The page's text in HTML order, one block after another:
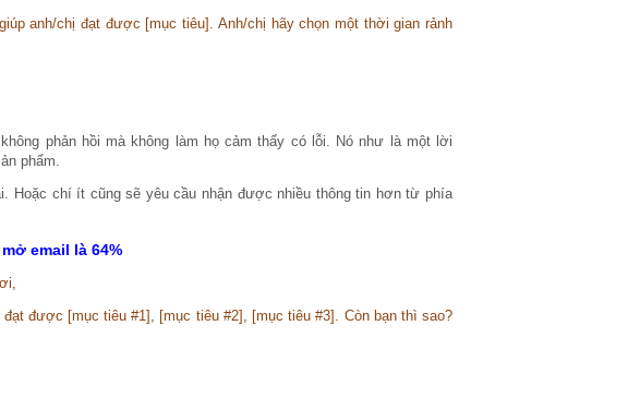
anh/chị đạt được [mục tiêu]. Anh/chị hãy chọn một thời gian rảnh
phản hồi mà không làm họ cảm thấy có lỗi. Nó như là một lời
phẩm.
Hoặc chí ít cũng sẽ yêu cầu nhận được nhiều thông tin hơn từ phía
email là 64%
được [mục tiêu #1], [mục tiêu #2], [mục tiêu #3]. Còn bạn thì sao?